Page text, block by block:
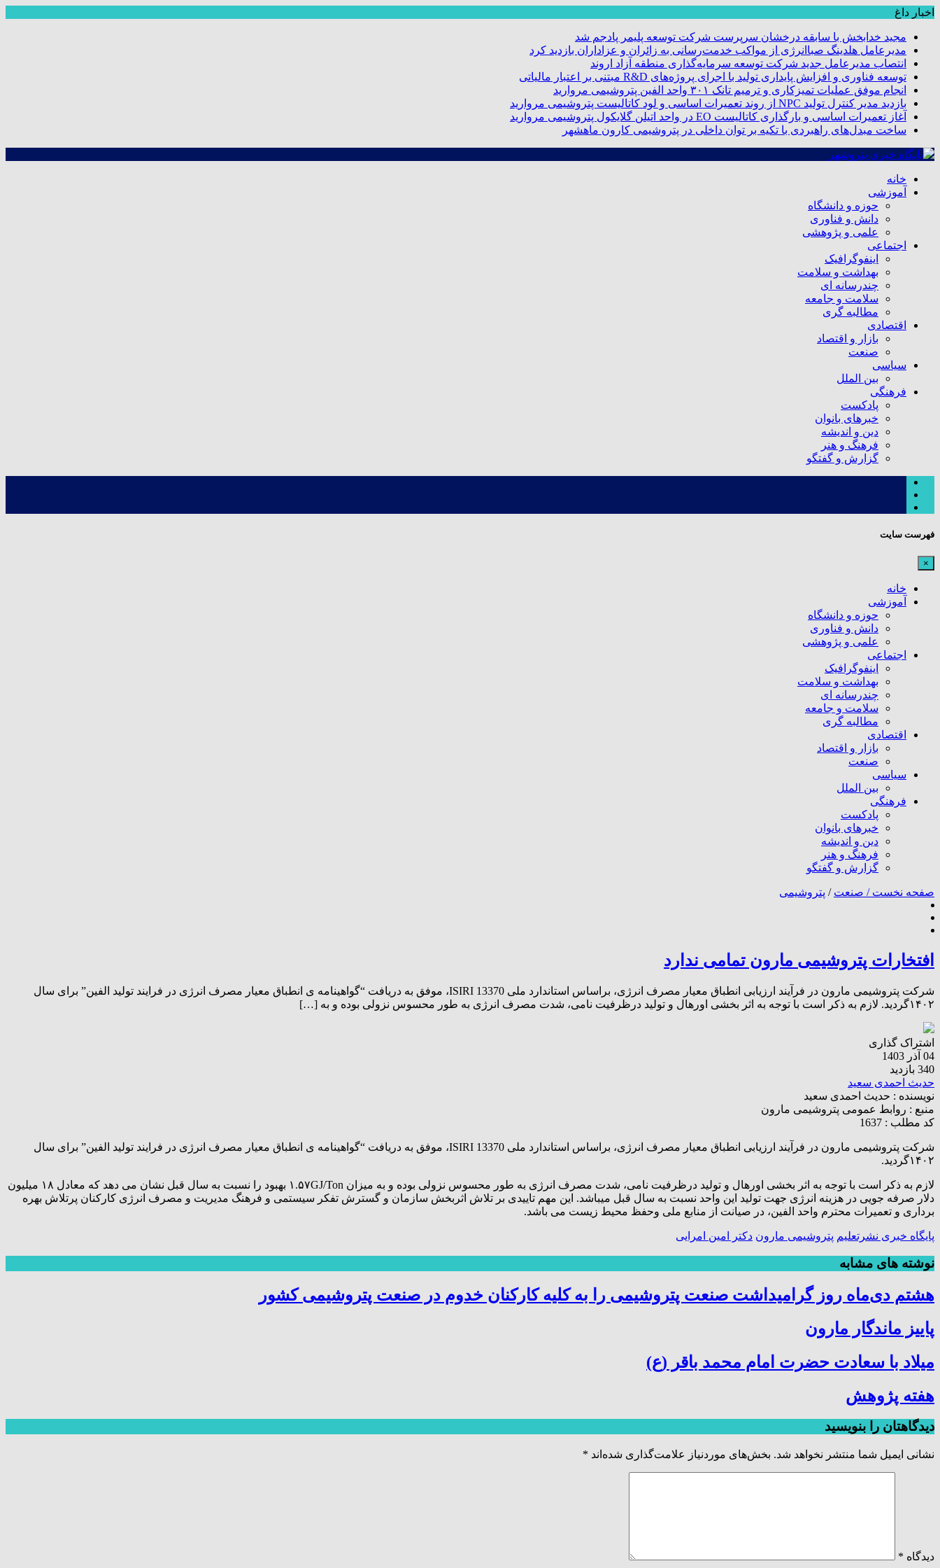
اخبار داغ
مجید خدابخش با سابقه درخشان سرپرست شرکت توسعه پلیمر پادجم شد
مدیرعامل هلدینگ صباانرژی از مواکب خدمت‌رسانی به زائران و عزاداران بازدید کرد
انتصاب مدیرعامل جدید شرکت توسعه سرمایه‌گذاری منطقه آزاد اروند
توسعه فناوری و افزایش پایداری تولید با اجرای پروژه‌های R&D مبتنی بر اعتبار مالیاتی
انجام موفق عملیات تمیزکاری و ترمیم تانک ۳۰۱ واحد الفین پتروشیمی مروارید
بازدید مدیر کنترل تولید NPC از روند تعمیرات اساسی و لود کاتالیست پتروشیمی مروارید
آغاز تعمیرات اساسی و بارگذاری کاتالیست EO در واحد اتیلن گلایکول پتروشیمی مروارید
ساخت مبدل‌های راهبردی با تکیه بر توان داخلی در پتروشیمی کارون ماهشهر
خانه
آموزشی
حوزه و دانشگاه
دانش و فناوری
علمی و پژوهشی
اجتماعی
اینفوگرافیک
بهداشت و سلامت
چندرسانه ای
سلامت و جامعه
مطالبه گری
اقتصادی
بازار و اقتصاد
صنعت
سیاسی
بین الملل
فرهنگی
پادکست
خبرهای بانوان
دین و اندیشه
فرهنگ و هنر
گزارش و گفتگو
فهرست سایت
×
خانه
آموزشی
حوزه و دانشگاه
دانش و فناوری
علمی و پژوهشی
اجتماعی
اینفوگرافیک
بهداشت و سلامت
چندرسانه ای
سلامت و جامعه
مطالبه گری
اقتصادی
بازار و اقتصاد
صنعت
سیاسی
بین الملل
فرهنگی
پادکست
خبرهای بانوان
دین و اندیشه
فرهنگ و هنر
گزارش و گفتگو
صفحه نخست / صنعت / پتروشیمی
افتخارات پتروشیمی مارون تمامی ندارد
شرکت پتروشیمی مارون در فرآیند ارزیابی انطباق معیار مصرف انرژی، براساس استاندارد ملی ISIRI 13370، موفق به دریافت “گواهینامه ی انطباق معیار مصرف انرژی در فرایند تولید الفین” برای سال
۱۴۰۲گردید. لازم به ذکر است با توجه به اثر بخشی اورهال و تولید درظرفیت نامی، شدت مصرف انرژی به طور محسوس نزولی بوده و به […]
اشتراک گذاری
04 آذر 1403
340 بازدید
حدیث احمدی سعید
نویسنده : حدیث احمدی سعید
منبع : روابط عمومی پتروشیمی مارون
کد مطلب : 1637
شرکت پتروشیمی مارون در فرآیند ارزیابی انطباق معیار مصرف انرژی، براساس استاندارد ملی ISIRI 13370، موفق به دریافت “گواهینامه ی انطباق معیار مصرف انرژی در فرایند تولید الفین” برای سال
۱۴۰۲گردید.
لازم به ذکر است با توجه به اثر بخشی اورهال و تولید درظرفیت نامی، شدت مصرف انرژی به طور محسوس نزولی بوده و به میزان ۱.۵۷GJ/Ton بهبود را نسبت به سال قبل نشان می دهد که معادل ۱۸ میلیون
دلار صرفه جویی در هزینه انرژی جهت تولید این واحد نسبت به سال قبل میباشد. این مهم تاییدی بر تلاش اثربخش سازمان و گسترش تفکر سیستمی و فرهنگ مدیریت و مصرف انرژی کارکنان پرتلاش بهره
برداری و تعمیرات محترم واحد الفین، در صیانت از منابع ملی وحفظ محیط زیست می باشد.
پایگاه خبری نشرتعلیم پتروشیمی مارون دکتر امین امرایی
نوشته های مشابه
هشتم دی‌ماه روز گرامیداشت صنعت پتروشیمی را به کلیه کارکنان خدوم در صنعت پتروشیمی کشور
پاییز ماندگار مارون
میلاد با سعادت حضرت امام محمد باقر (ع)
هفته پژوهش
دیدگاهتان را بنویسید
نشانی ایمیل شما منتشر نخواهد شد. بخش‌های موردنیاز علامت‌گذاری شده‌اند *
دیدگاه *